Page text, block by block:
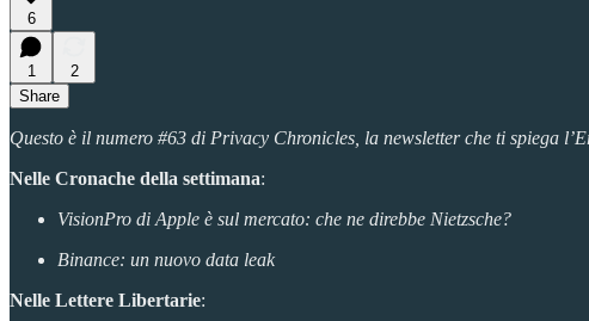
6
1
2
Share
Questo è il numero #63 di Privacy Chronicles, la newsletter che ti spiega
Nelle Cronache della settimana:
VisionPro di Apple è sul mercato: che ne direbbe Nietzsche?
Binance: un nuovo data leak
Nelle Lettere Libertarie: